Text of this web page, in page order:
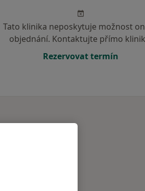
Tato klinika neposkytuje možnost
objednání. Kontaktujte přímo
Rezervovat termín